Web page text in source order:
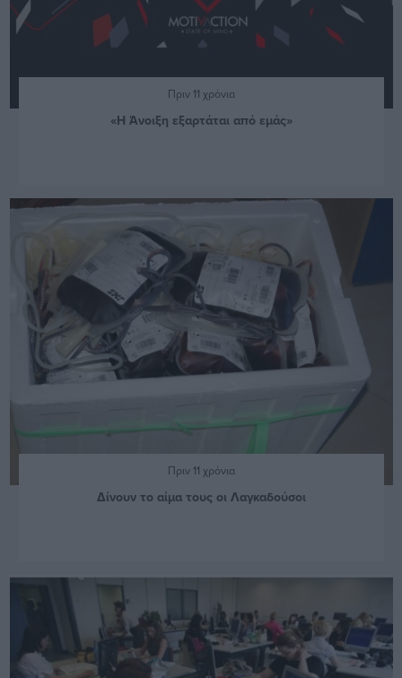
Πριν 11 χρόνια
«Η Άνοιξη εξαρτάται από εμάς»
Πριν 11 χρόνια
Δίνουν το αίμα τους οι Λαγκαδούσοι